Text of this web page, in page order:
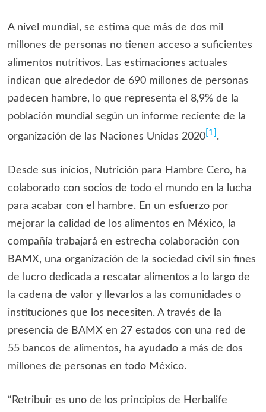
A nivel mundial, se estima que más de dos mil
millones de personas no tienen acceso a suficientes
alimentos nutritivos. Las estimaciones actuales
indican que alrededor de 690 millones de personas
padecen hambre, lo que representa el 8,9% de la
población mundial según un informe reciente de la
organización de las Naciones Unidas 2020[1] .
Desde sus inicios, Nutrición para Hambre Cero, ha
colaborado con socios de todo el mundo en la lucha
para acabar con el hambre. En un esfuerzo por
mejorar la calidad de los alimentos en México, la
compañía trabajará en estrecha colaboración con
BAMX, una organización de la sociedad civil sin fines
de lucro dedicada a rescatar alimentos a lo largo de
la cadena de valor y llevarlos a las comunidades o
instituciones que los necesiten. A través de la
presencia de BAMX en 27 estados con una red de
55 bancos de alimentos, ha ayudado a más de dos
millones de personas en todo México.
“Retribuir es uno de los principios de Herbalife